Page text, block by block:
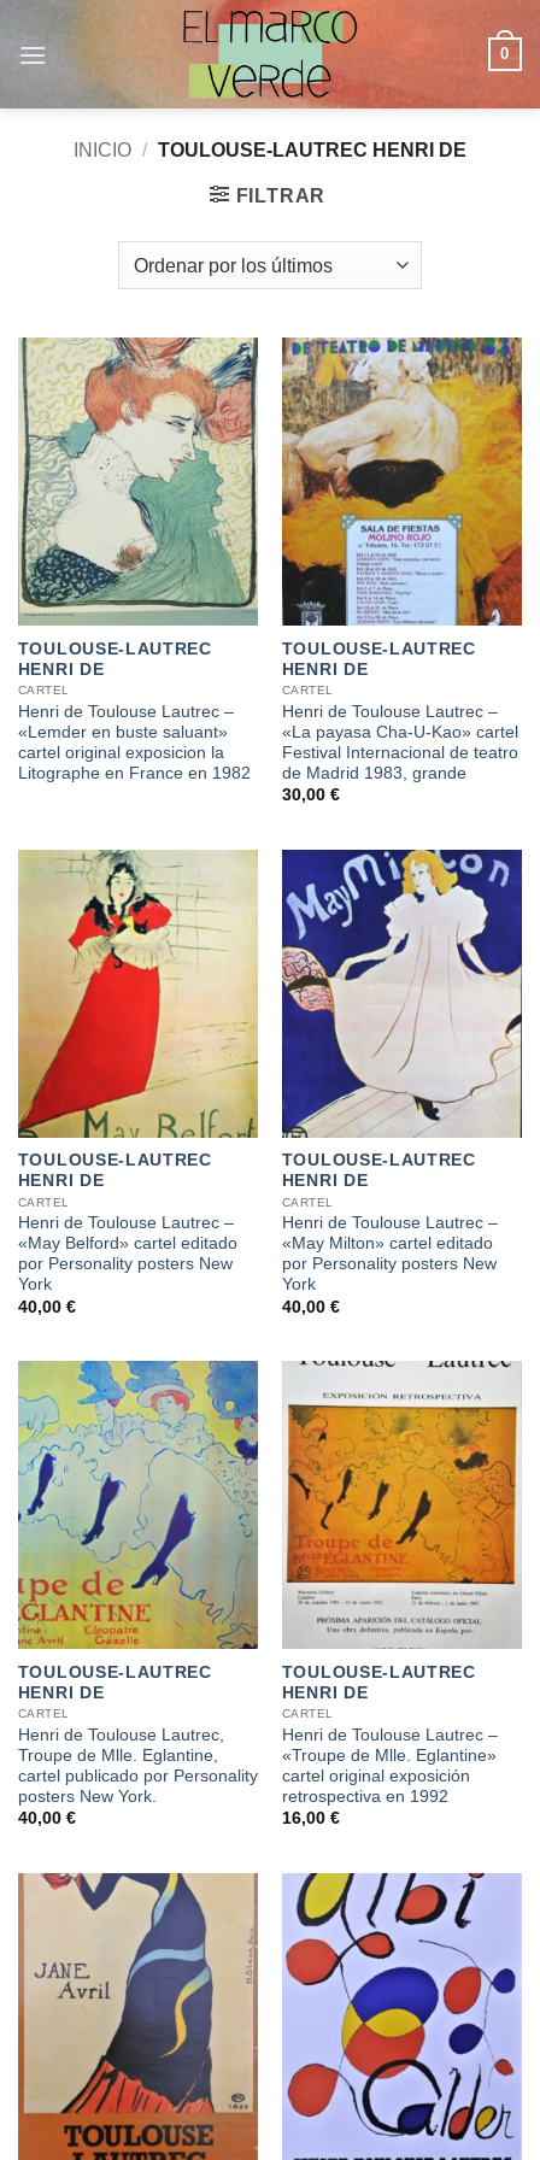
0
INICIO / TOULOUSE-LAUTREC HENRI DE
FILTRAR
TOULOUSE-LAUTREC
HENRI DE
CARTEL
Henri de Toulouse Lautrec –
«Lemder en buste saluant»
cartel original exposicion la
Litographe en France en 1982
TOULOUSE-LAUTREC
HENRI DE
CARTEL
Henri de Toulouse Lautrec –
«La payasa Cha-U-Kao» cartel
Festival Internacional de teatro
de Madrid 1983, grande
30,00 €
TOULOUSE-LAUTREC
HENRI DE
CARTEL
Henri de Toulouse Lautrec –
«May Belford» cartel editado
por Personality posters New
York
40,00 €
TOULOUSE-LAUTREC
HENRI DE
CARTEL
Henri de Toulouse Lautrec –
«May Milton» cartel editado
por Personality posters New
York
40,00 €
TOULOUSE-LAUTREC
HENRI DE
CARTEL
Henri de Toulouse Lautrec,
Troupe de Mlle. Eglantine,
cartel publicado por Personality
posters New York.
40,00 €
TOULOUSE-LAUTREC
HENRI DE
CARTEL
Henri de Toulouse Lautrec –
«Troupe de Mlle. Eglantine»
cartel original exposición
retrospectiva en 1992
16,00 €